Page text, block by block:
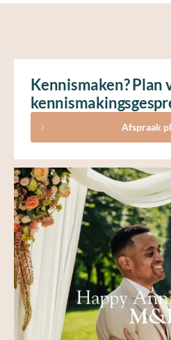
Kennismaken?
Afspraak